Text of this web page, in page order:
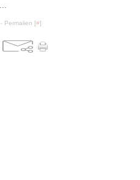
- Permalien [#]